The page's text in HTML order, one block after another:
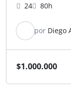
24 80h
por Diego
$1.000.000